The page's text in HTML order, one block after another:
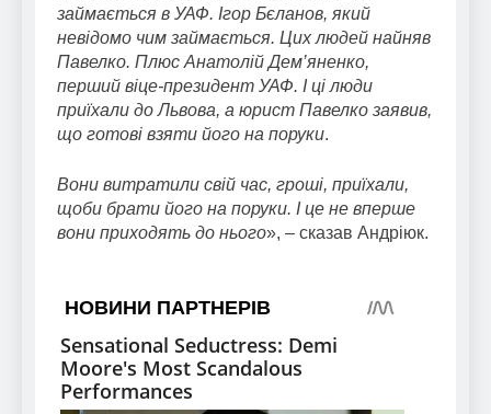
займається в УАФ. Ігор Бєланов, який
невідомо чим займається. Цих людей найняв
Павелко. Плюс Анатолій Дем’яненко,
перший віце-президент УАФ. І ці люди
приїхали до Львова, а юрист Павелко заявив,
що готові взяти його на поруки.
Вони витратили свій час, гроші, приїхали,
щоби брати його на поруки. І це не вперше
вони приходять до нього», – сказав Андріюк.